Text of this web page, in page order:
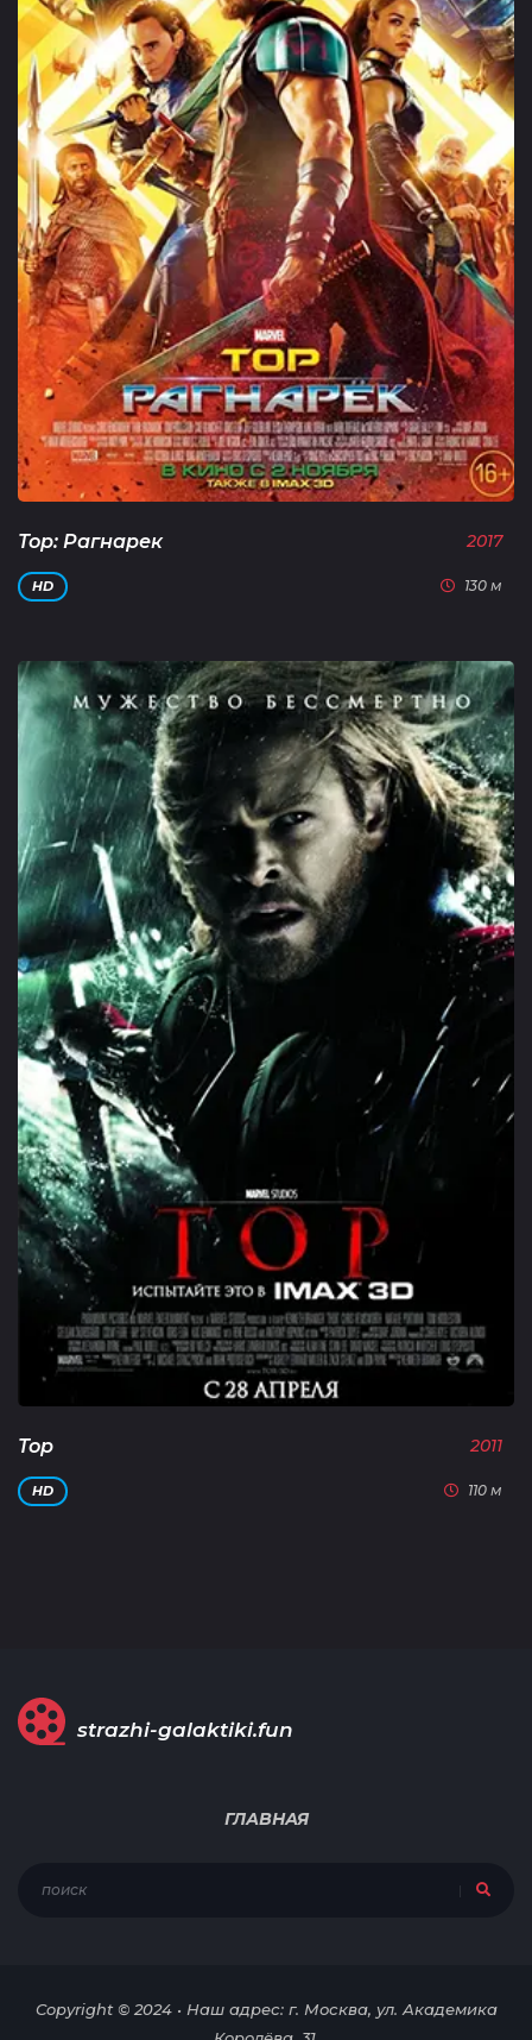
Тор: Рагнарек 2017
HD 130 м
Тор 2011
HD 110 м
strazhi-galaktiki.fun
ГЛАВНАЯ
Copyright © 2024 • Наш адрес: г. Москва, ул. Академика